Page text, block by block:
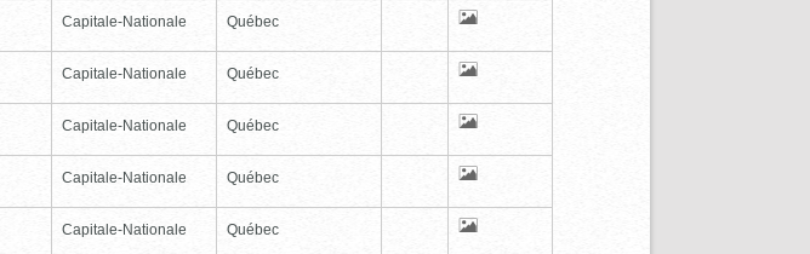
Capitale-Nationale Québec
Capitale-Nationale Québec
Capitale-Nationale Québec
Capitale-Nationale Québec
Capitale-Nationale Québec